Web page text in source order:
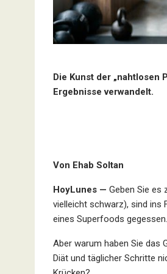
Die Kunst der „nahtlosen
Ergebnisse verwandelt.
Von Ehab Soltan
HoyLunes — Geben Sie es
vielleicht schwarz), sind ins
eines Superfoods
Aber warum haben Sie das
Diät und täglicher Schritte